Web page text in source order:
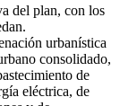
del plan, con los
urbanística
consolidado,
de
eléctrica, de